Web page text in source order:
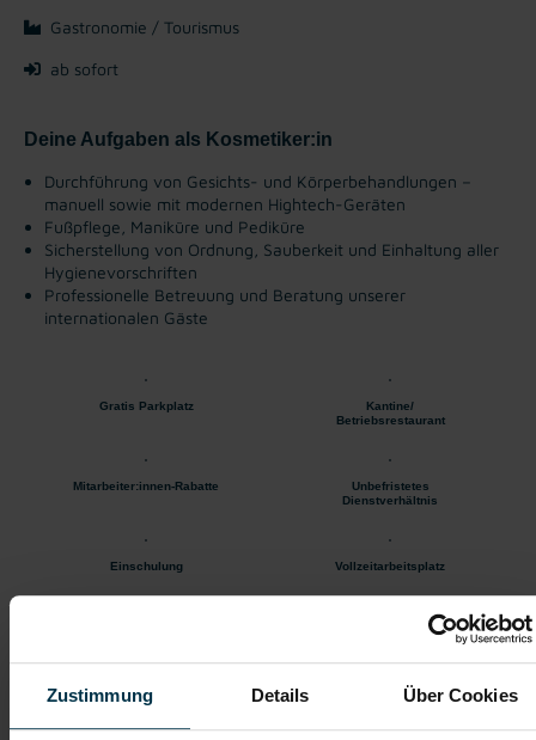
Zustimmung Details Über Cookies
Gastronomie / Tourismus
ab sofort
Deine Aufgaben als Kosmetiker:in
Durchführung von Gesichts- und Körperbehandlungen –
manuell sowie mit modernen Hightech-Geräten
Fußpflege, Maniküre und Pediküre
Sicherstellung von Ordnung, Sauberkeit und Einhaltung aller
Hygienevorschriften
Professionelle Betreuung und Beratung unserer
internationalen Gäste
Gratis Parkplatz
Kantine/
Betriebsrestaurant
Mitarbeiter:innen-Rabatte
Unbefristetes
Dienstverhältnis
Einschulung Vollzeitarbeitsplatz
Wertschätzender